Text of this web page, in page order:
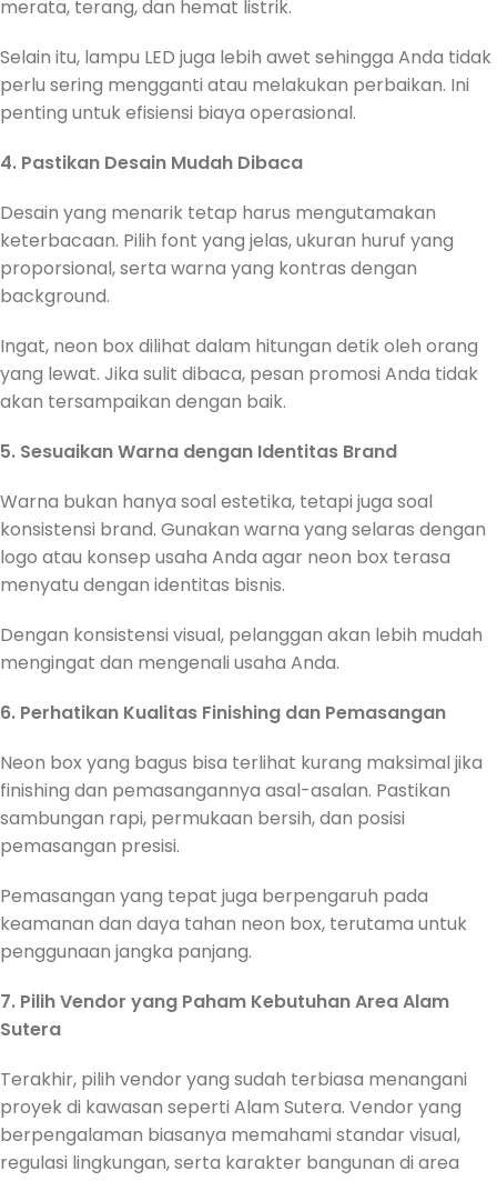
merata, terang, dan hemat listrik.
Selain itu, lampu LED juga lebih awet sehingga Anda tidak
perlu sering mengganti atau melakukan perbaikan. Ini
penting untuk efisiensi biaya operasional.
4. Pastikan Desain Mudah Dibaca
Desain yang menarik tetap harus mengutamakan
keterbacaan. Pilih font yang jelas, ukuran huruf yang
proporsional, serta warna yang kontras dengan
background.
Ingat, neon box dilihat dalam hitungan detik oleh orang
yang lewat. Jika sulit dibaca, pesan promosi Anda tidak
akan tersampaikan dengan baik.
5. Sesuaikan Warna dengan Identitas Brand
Warna bukan hanya soal estetika, tetapi juga soal
konsistensi brand. Gunakan warna yang selaras dengan
logo atau konsep usaha Anda agar neon box terasa
menyatu dengan identitas bisnis.
Dengan konsistensi visual, pelanggan akan lebih mudah
mengingat dan mengenali usaha Anda.
6. Perhatikan Kualitas Finishing dan Pemasangan
Neon box yang bagus bisa terlihat kurang maksimal jika
finishing dan pemasangannya asal-asalan. Pastikan
sambungan rapi, permukaan bersih, dan posisi
pemasangan presisi.
Pemasangan yang tepat juga berpengaruh pada
keamanan dan daya tahan neon box, terutama untuk
penggunaan jangka panjang.
7. Pilih Vendor yang Paham Kebutuhan Area Alam
Sutera
Terakhir, pilih vendor yang sudah terbiasa menangani
proyek di kawasan seperti Alam Sutera. Vendor yang
berpengalaman biasanya memahami standar visual,
regulasi lingkungan, serta karakter bangunan di area